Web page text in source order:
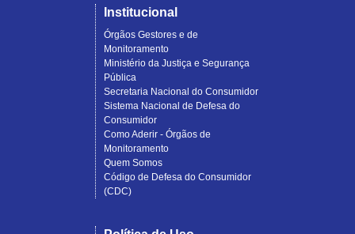
Institucional
Órgãos Gestores e de
Monitoramento
Ministério da Justiça e Segurança
Pública
Secretaria Nacional do Consumidor
Sistema Nacional de Defesa do
Consumidor
Como Aderir - Órgãos de
Monitoramento
Quem Somos
Código de Defesa do Consumidor
(CDC)